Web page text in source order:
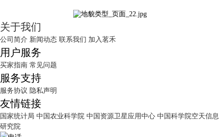
关于我们
公司简介 新闻动态 联系我们 加入茗禾
用户服务
买家指南 常见问题
服务支持
服务协议 隐私声明
友情链接
国家统计局 中国农业科学院 中国资源卫星应用中心 中国科学院空天信息
研究院